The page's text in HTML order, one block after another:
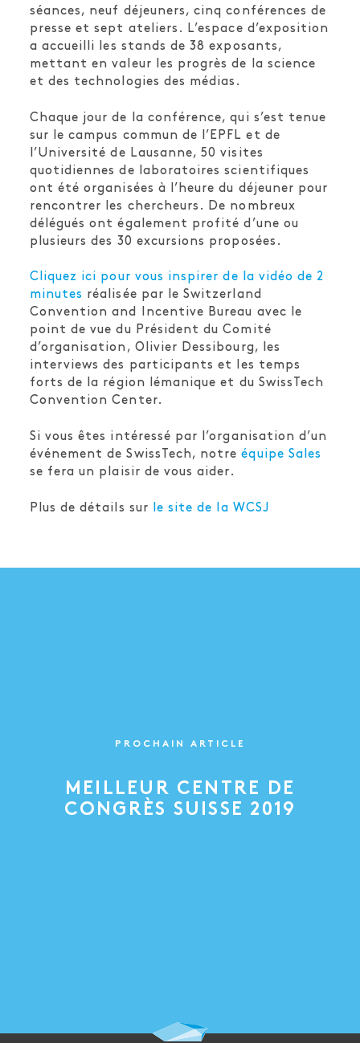
séances, neuf déjeuners, cinq conférences de
presse et sept ateliers. L’espace d’exposition
a accueilli les stands de 38 exposants,
mettant en valeur les progrès de la science
et des technologies des médias.
Chaque jour de la conférence, qui s’est tenue
sur le campus commun de l’EPFL et de
l’Université de Lausanne, 50 visites
quotidiennes de laboratoires scientifiques
ont été organisées à l’heure du déjeuner pour
rencontrer les chercheurs. De nombreux
délégués ont également profité d’une ou
plusieurs des 30 excursions proposées.
Cliquez ici pour vous inspirer de la vidéo de 2
minutes réalisée par le Switzerland
Convention and Incentive Bureau avec le
point de vue du Président du Comité
d’organisation, Olivier Dessibourg, les
interviews des participants et les temps
forts de la région lémanique et du SwissTech
Convention Center.
Si vous êtes intéressé par l’organisation d’un
événement de SwissTech, notreéquipe Sales
se fera un plaisir de vous aider.
Plus de détails sur le site de la WCSJ
PROCHAIN ARTICLE
MEILLEUR CENTRE DE
CONGRÈS SUISSE 2019